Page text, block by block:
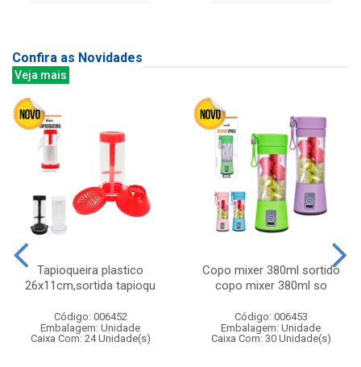
Confira as Novidades
Veja mais
Tapioqueira plastico
26x11cm,sortida tapioqu
Código: 006452
Embalagem: Unidade
Caixa Com: 24 Unidade(s)
Copo mixer 380ml sortido
copo mixer 380ml so
Código: 006453
Embalagem: Unidade
Caixa Com: 30 Unidade(s)